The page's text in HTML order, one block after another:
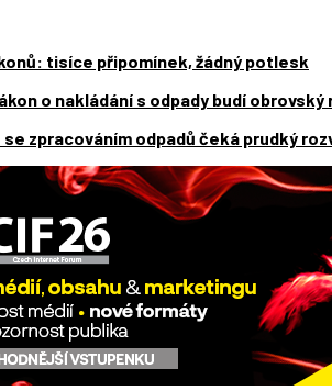
tisíce připomínek, žádný potlesk
o nakládání s odpady budí obrovský
se zpracováním odpadů čeká prudký